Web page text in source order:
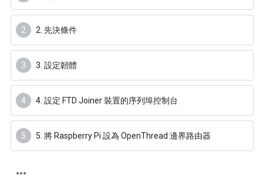
2. 先決條件
3. 設定韌體
4. 設定 FTD Joiner 裝置的序列埠控制台
5. 將 Raspberry Pi 設為 OpenThread 邊界路由器